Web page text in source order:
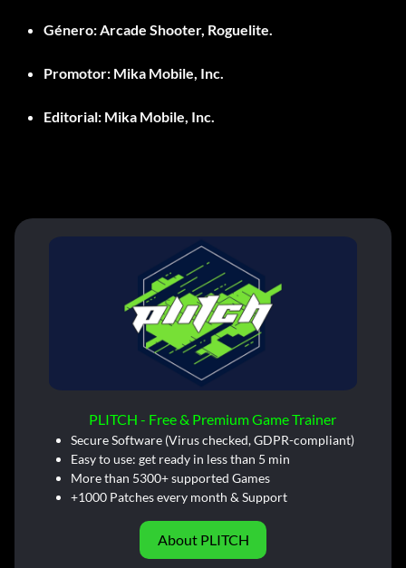
Género:Arcade Shooter, Roguelite.
Promotor: Mika Mobile, Inc.
Editorial: Mika Mobile, Inc.
PLITCH - Free & Premium Game Trainer
Secure Software (Virus checked, GDPR-compliant)
Easy to use: get ready in less than 5 min
More than 5300+ supported Games
+1000 Patches every month & Support
About PLITCH